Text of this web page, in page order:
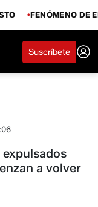
FENÓMENO DE
Suscríbete
a volver